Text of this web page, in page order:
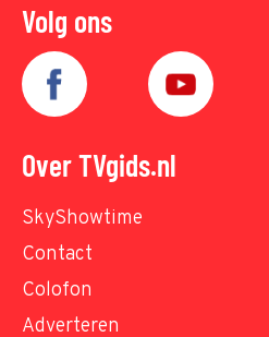
Volg ons
Over TVgids.nl
SkyShowtime
Contact
Colofon
Adverteren